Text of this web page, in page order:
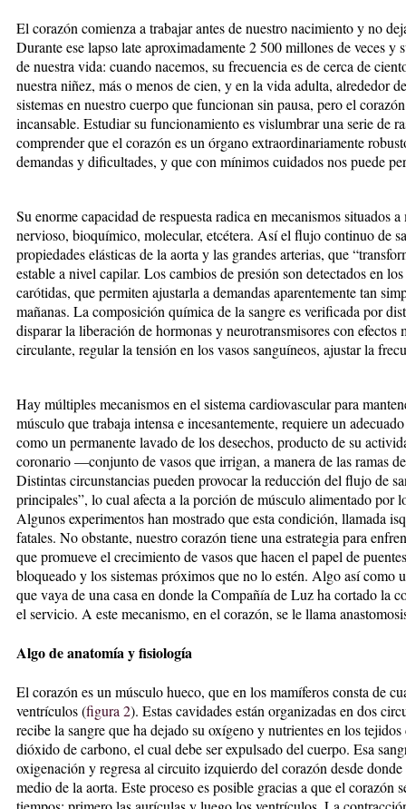
El corazón comienza a trabajar antes de nuestro nacimiento y no
Durante ese lapso late aproximadamente 2 500 millones de veces y
de nuestra vida: cuando nacemos, su frecuencia es de cerca de
nuestra niñez, más o menos de cien, y en la vida adulta, alrededor
sistemas en nuestro cuerpo que funcionan sin pausa, pero el
incansable. Estudiar su funcionamiento es vislumbrar una serie de
comprender que el corazón es un órgano extraordinariamente
demandas y dificultades, y que con mínimos cuidados nos puede
Su enorme capacidad de respuesta radica en mecanismos situados
nervioso, bioquímico, molecular, etcétera. Así el flujo continuo de
propiedades elásticas de la aorta y las grandes arterias, que
estable a nivel capilar. Los cambios de presión son detectados en
carótidas, que permiten ajustarla a demandas aparentemente tan
mañanas. La composición química de la sangre es verificada por
disparar la liberación de hormonas y neurotransmisores con
circulante, regular la tensión en los vasos sanguíneos, ajustar la
Hay múltiples mecanismos en el sistema cardiovascular para
músculo que trabaja intensa e incesantemente, requiere un
como un permanente lavado de los desechos, producto de su
coronario —conjunto de vasos que irrigan, a manera de las ramas
Distintas circunstancias pueden provocar la reducción del flujo de
principales”, lo cual afecta a la porción de músculo alimentado por
Algunos experimentos han mostrado que esta condición, llamada
fatales. No obstante, nuestro corazón tiene una estrategia para
que promueve el crecimiento de vasos que hacen el papel de
bloqueado y los sistemas próximos que no lo estén. Algo así como
que vaya de una casa en donde la Compañía de Luz ha cortado la
el servicio. A este mecanismo, en el corazón, se le llama
Algo de anatomía y fisiología
El corazón es un músculo hueco, que en los mamíferos consta de
ventrículos (figura 2). Estas cavidades están organizadas en dos
recibe la sangre que ha dejado su oxígeno y nutrientes en los
dióxido de carbono, el cual debe ser expulsado del cuerpo. Esa
oxigenación y regresa al circuito izquierdo del corazón desde
medio de la aorta. Este proceso es posible gracias a que el corazón